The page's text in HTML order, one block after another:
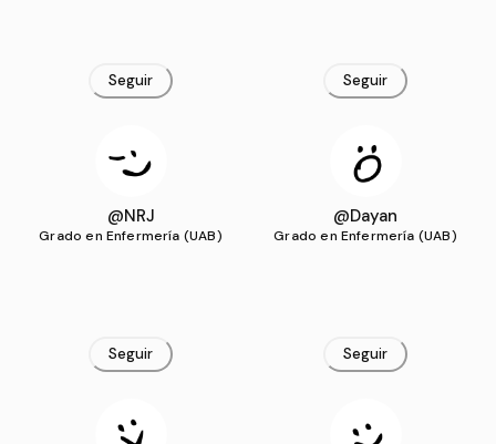
Seguir Seguir
@NRJ
Grado en Enfermería (UAB)
Seguir
@Dayan
Grado en Enfermería (UAB)
Seguir